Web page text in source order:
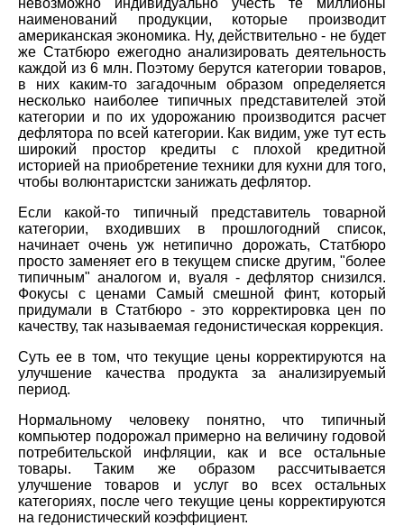
наименований продукции, которые производит
американская экономика. Ну, действительно - не будет
же Статбюро ежегодно анализировать деятельность
каждой из 6 млн. Поэтому берутся категории товаров,
в них каким-то загадочным образом определяется
несколько наиболее типичных представителей этой
категории и по их удорожанию производится расчет
дефлятора по всей категории. Как видим, уже тут есть
широкий простор кредиты с плохой кредитной
историей на приобретение техники для кухни для того,
чтобы волюнтаристски занижать дефлятор.
Если какой-то типичный представитель товарной
категории, входивших в прошлогодний список,
начинает очень уж нетипично дорожать, Статбюро
просто заменяет его в текущем списке другим, "более
типичным" аналогом и, вуаля - дефлятор снизился.
Фокусы с ценами Самый смешной финт, который
придумали в Статбюро - это корректировка цен по
качеству, так называемая гедонистическая коррекция.
Суть ее в том, что текущие цены корректируются на
улучшение качества продукта за анализируемый
период.
Нормальному человеку понятно, что типичный
компьютер подорожал примерно на величину годовой
потребительской инфляции, как и все остальные
товары. Таким же образом рассчитывается
улучшение товаров и услуг во всех остальных
категориях, после чего текущие цены корректируются
на гедонистический коэффициент.